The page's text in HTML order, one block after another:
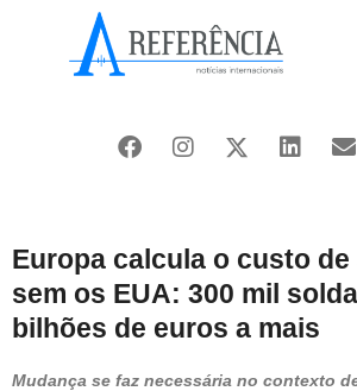
Europa calcula o custo
sem os EUA: 300 mil
bilhões de euros a mais
Mudança se faz necessária no contexto